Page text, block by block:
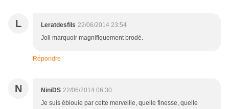
L Leratdesfils 22/06/2014 23:54
Joli marquoir magnifiquement brodé.
Répondre
N NiniDS 22/06/2014 06:30
Je suis éblouie par cette merveille, quelle finesse, quelle